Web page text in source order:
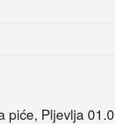
piće, Pljevlja